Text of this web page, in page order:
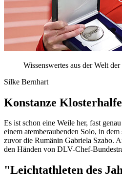
Wissenswertes aus der Welt
Silke Bernhart
Konstanze
Es ist schon eine Weile her, fast
einem atemberaubenden Solo, in
zuvor die Rumänin Gabriela Szabo.
den Händen von DLV-Chef-
"Leichtathleten des